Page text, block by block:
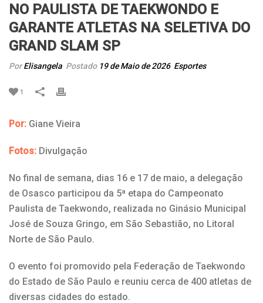
NO PAULISTA DE TAEKWONDO E
GARANTE ATLETAS NA SELETIVA DO
GRAND SLAM SP
PorElisangela Postado 19 de Maio de 2026 Esportes
1
Por: Giane Vieira
Fotos: Divulgação
No final de semana, dias 16 e 17 de maio, a delegação
de Osasco participou da 5ª etapa do Campeonato
Paulista de Taekwondo, realizada no Ginásio Municipal
José de Souza Gringo, em São Sebastião, no Litoral
Norte de São Paulo.
O evento foi promovido pela Federação de Taekwondo
do Estado de São Paulo e reuniu cerca de 400 atletas de
diversas cidades do estado.